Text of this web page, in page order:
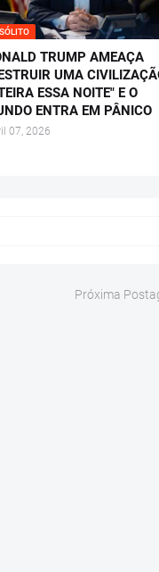
TRUMP AMEAÇA
UMA
ESSA NOITE" E O
ENTRA EM PÂNICO
07, 2026
Próxima